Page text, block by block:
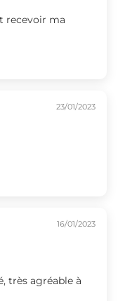
recevoir ma
23/01/2023
16/01/2023
très agréable à